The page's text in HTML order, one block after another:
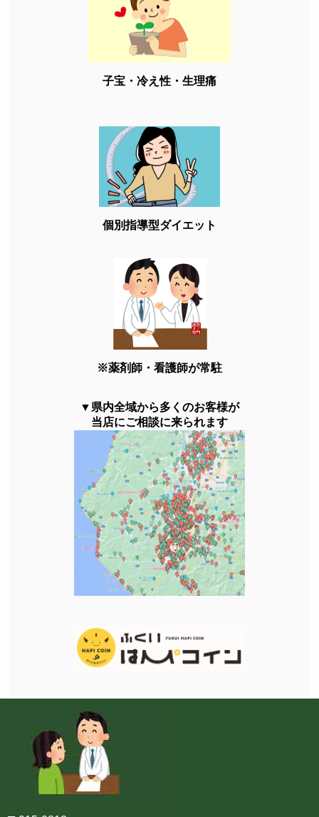
子宝・冷え性・生理痛
個別指導型ダイエット
※薬剤師・看護師が常駐
▼県内全域から多くのお客様が
当店にご相談に来られます